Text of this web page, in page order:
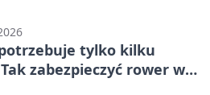
potrzebuje tylko kilku
zabezpieczyć rower w